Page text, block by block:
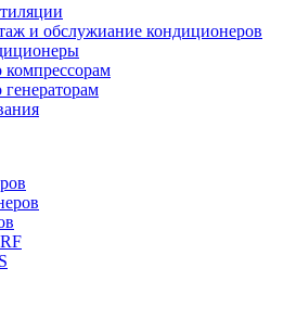
и обслужиание кондиционеров